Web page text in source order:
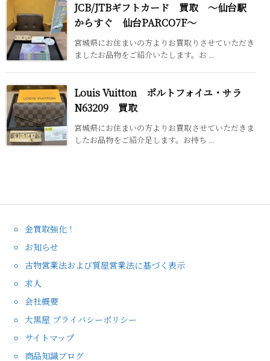
JCB/JTBギフトカード 買取 ～仙台駅
からすぐ 仙台PARCO7F～
宮城県にお住まいの方よりお買取りさせていただき
ましたお品物をご紹介いたします。お ...
Louis Vuitton ポルトフォイユ・サラ
N63209 買取
宮城県にお住まいの方よりお買取させていただきま
したお品物をご紹介足します。お持ち ...
金買取強化！
お知らせ
古物営業法および質屋営業法に基づく表示
求人
会社概要
大黒屋 プライバシーポリシー
サイトマップ
商品知識ブログ